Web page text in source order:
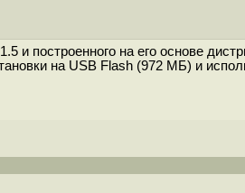
и построенного на его основе
на USB Flash (972 МБ) и